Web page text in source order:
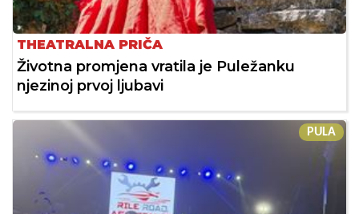
THEATRALNA PRIČA
Životna promjena vratila je Puležanku
njezinoj prvoj ljubavi
PULA